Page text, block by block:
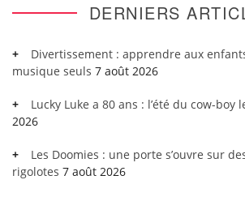
DERNIERS
Divertissement : apprendre aux
musique seuls 7 août 2026
Lucky Luke a 80 ans : l’été du cow-boy
2026
Les Doomies : une porte s’ouvre sur
rigolotes 7 août 2026